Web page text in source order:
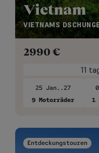
Vietnam
VIETNAMS
2990 €
11
25 Jan..27
9 Motorräder
1
Entdeckungstouren